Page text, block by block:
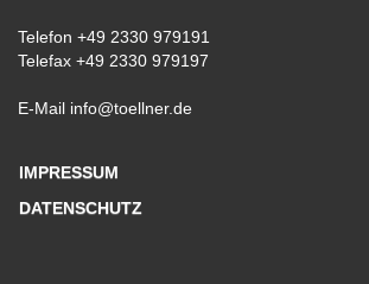
Telefon +49 2330 979191
Telefax +49 2330 979197
E-Mail info@toellner.de
IMPRESSUM
DATENSCHUTZ